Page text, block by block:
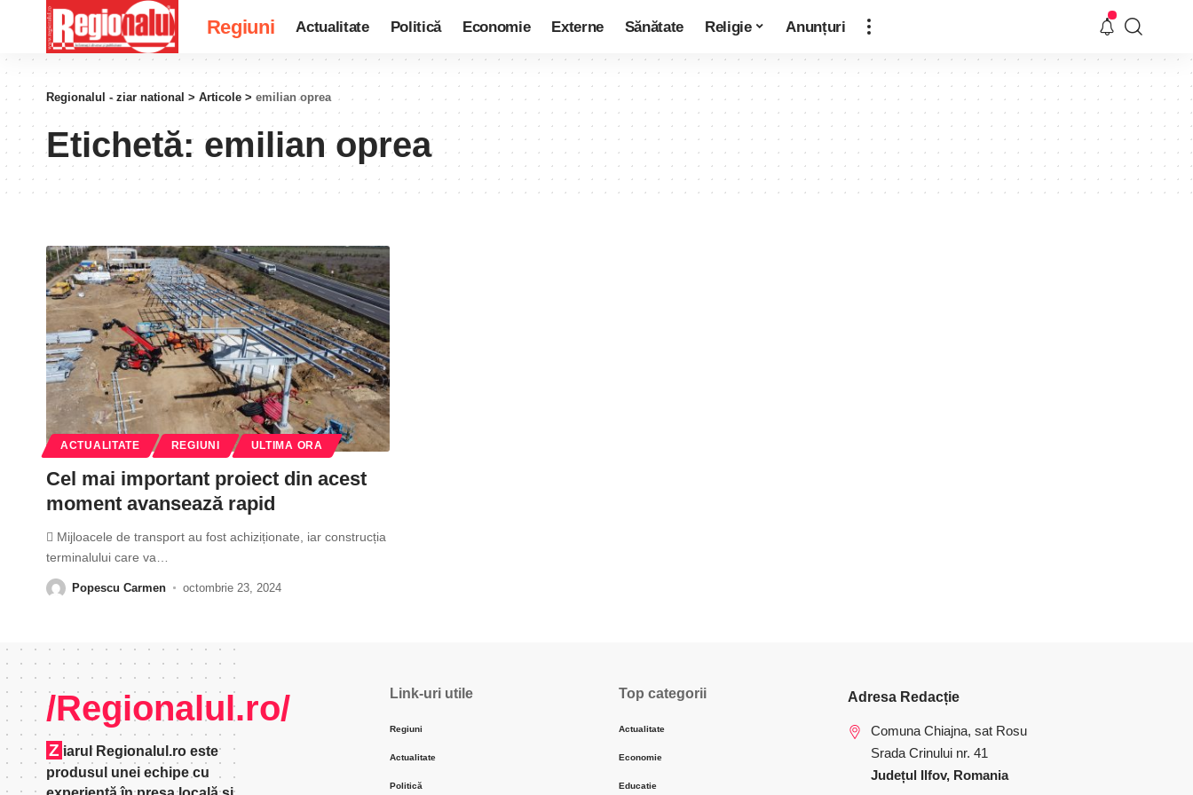
Regiuni Actualitate Politică Economie Externe Sănătate Religie Anunțuri
Regionalul - ziar national > Articole > emilian oprea
Etichetă: emilian oprea
ACTUALITATE REGIUNI ULTIMA ORA
Cel mai important proiect din acest
moment avansează rapid
 Mijloacele de transport au fost achiziționate, iar construcția
terminalului care va
Popescu Carmen octombrie 23, 2024
/Regionalul.ro/
Z iarul Regionalul.ro este
produsul unei echipe cu
Link-uri utile
Regiuni
Actualitate
Politică
Top categorii
Actualitate
Economie
Educatie
Adresa Redacție
Comuna Chiajna, sat Rosu
Srada Crinului nr. 41
Județul Ilfov, Romania